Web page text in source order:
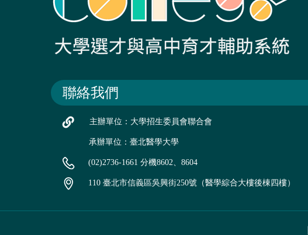
聯絡我們
主辦單位：大學招生委員會聯合會
承辦單位：臺北醫學大學
(02)2736-1661 分機8602、8604
110 臺北市信義區吳興街250號（醫學綜合大樓後棟四樓）